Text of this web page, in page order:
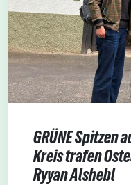
GRÜNE Spitzen
Kreis trafen
Ryyan Alshebl